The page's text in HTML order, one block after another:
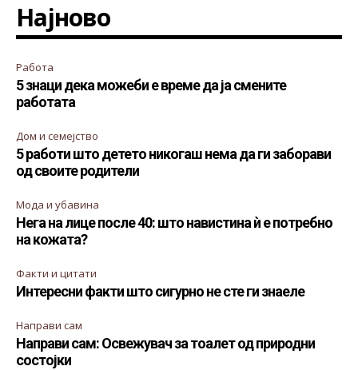
Најново
Работа
5 знаци дека можеби е време да ја смените
работата
Дом и семејство
5 работи што детето никогаш нема да ги заборави
од своите родители
Мода и убавина
Нега на лице после 40: што навистина ѝ е потребно
на кожата?
Факти и цитати
Интересни факти што сигурно не сте ги знаеле
Направи сам
Направи сам: Освежувач за тоалет од природни
состојки